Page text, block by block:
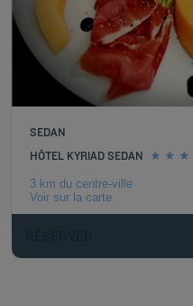
SEDAN
HÔTEL KYRIAD SEDAN
3 km du centre-ville
Voir sur la carte